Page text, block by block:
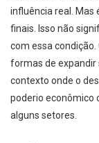
influência real. Mas
finais. Isso não
com essa condição.
formas de expandir
contexto onde o
poderio econômico
alguns setores.